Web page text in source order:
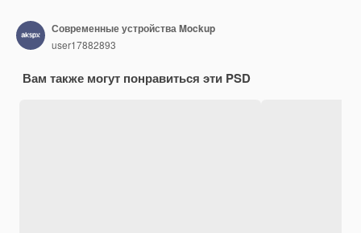
Современные устройства Mockup
user17882893
Вам также могут понравиться эти PSD